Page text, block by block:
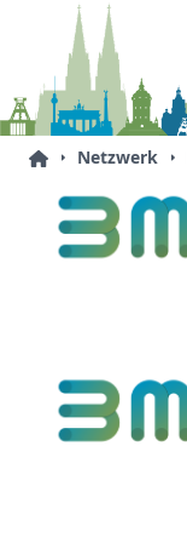
Netzwerk